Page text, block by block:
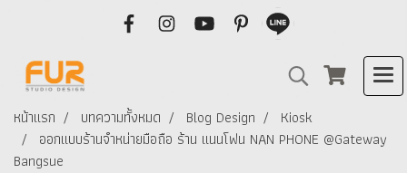
หน้าแรก บทความทั้งหมด Blog Design
Kiosk
ออกแบบร้านจำหน่ายมือถือ ร้าน แนนโฟน NAN PHONE @Gateway
Bangsue